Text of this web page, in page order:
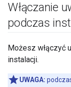
Włączanie
podczas
Możesz włączyć
instalacji.
UWAGA: